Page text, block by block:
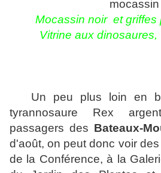
Mocassin noir et griffes
Vitrine aux dinosaures,
Un peu plus loin en
tyrannosaure Rex
passagers des Bateaux-
d'août, on peut donc voir
de la Conférence, à la